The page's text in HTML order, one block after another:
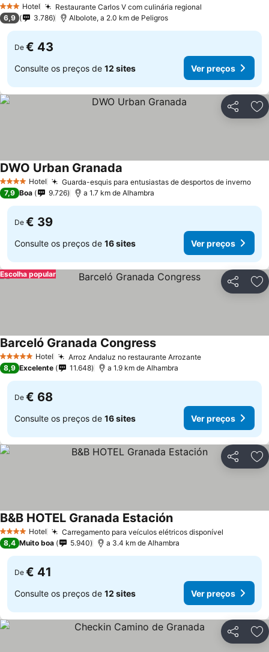
3 EstrelasHotel
Restaurante Carlos V com culinária regional
6,9
3.786 Albolote, a 2.0 km de Peligros
De € 43
Consulte os preços de 12 sites Ver preços
Partilhar
4 EstrelasHotel Guarda-esquis para entusiastas de desportos de inverno
DWO Urban Granada
7,9 Boa 9.726 a 1.7 km de Alhambra
De € 39
Consulte os preços de 16 sites Ver preços
Partilhar
Escolha popular
5 Estrelas Hotel Arroz Andaluz no restaurante Arrozante
Barceló Granada Congress
8,9 Excelente 11.648 a 1.9 km de Alhambra
De € 68
Consulte os preços de 16 sites Ver preços
Partilhar
4 EstrelasHotel Carregamento para veículos elétricos disponível
B&B HOTEL Granada Estación
8,4 Muito boa 5.940 a 3.4 km de Alhambra
De € 41
Consulte os preços de 12 sites Ver preços
Partilhar